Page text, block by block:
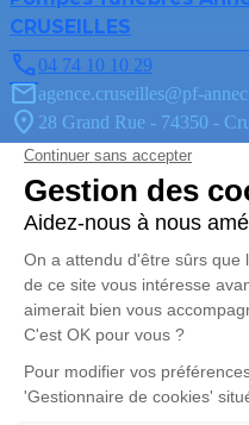
CRUSEILLES
04 74 10 10 29
agence.cruseilles@pf-
28 Grand Rue - 74350 -
Pompes Funèbres
PRINGY
agence.pringy@pf-
321 Route d'Annecy -
Pompes Funèbres
ANNECY